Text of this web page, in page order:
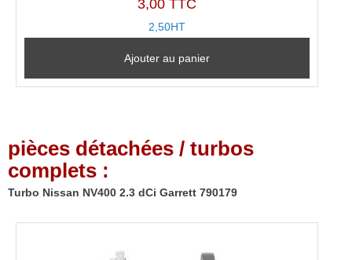
3,00 TTC
2,50HT
Ajouter au panier
pièces détachées / turbos
complets :
Turbo Nissan NV400 2.3 dCi Garrett 790179